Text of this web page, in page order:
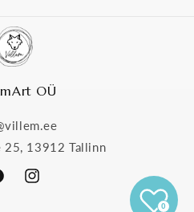
OÜ
25, 13912 Tallinn
Instagram
0